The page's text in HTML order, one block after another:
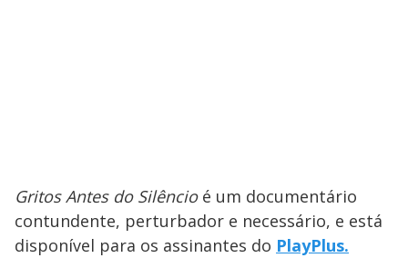
Gritos Antes do Silêncioé um documentário
contundente, perturbador e necessário, e está
disponível para os assinantes do PlayPlus.